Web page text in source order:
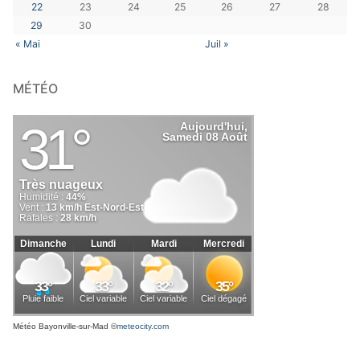
« Mai Juil »
22
23 24 25 26 27
28
29
30
MÉTÉO
Météo Bayonville-sur-Mad ©meteocity.com